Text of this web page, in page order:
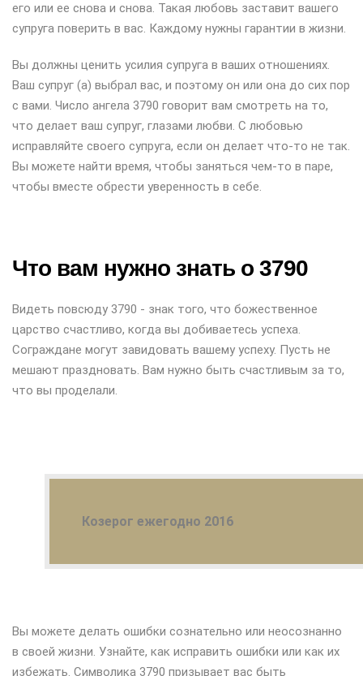
его или ее снова и снова. Такая любовь заставит вашего
супруга поверить в вас. Каждому нужны гарантии в жизни.
Вы должны ценить усилия супруга в ваших отношениях.
Ваш супруг (а) выбрал вас, и поэтому он или она до сих пор
с вами. Число ангела 3790 говорит вам смотреть на то,
что делает ваш супруг, глазами любви. С любовью
исправляйте своего супруга, если он делает что-то не так.
Вы можете найти время, чтобы заняться чем-то в паре,
чтобы вместе обрести уверенность в себе.
Что вам нужно знать о 3790
Видеть повсюду 3790 - знак того, что божественное
царство счастливо, когда вы добиваетесь успеха.
Сограждане могут завидовать вашему успеху. Пусть не
мешают праздновать. Вам нужно быть счастливым за то,
что вы проделали.
Козерог ежегодно 2016
Вы можете делать ошибки сознательно или неосознанно
в своей жизни. Узнайте, как исправить ошибки или как их
избежать. Символика 3790 призывает вас быть